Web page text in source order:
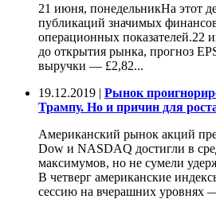
21 июня, понедельникНа этот
публикаций значимых
операционных показателей.22
до открытия рынка, прогноз
выручки — £2,82...
19.12.2019 | Рынок
Трампу. Но и причин для
Американский рынок акций
Dow и NASDAQ достигли в
максимумов, но не сумели
В четверг американские
сессию на вчерашних уровнях